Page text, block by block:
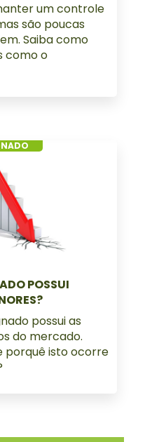
um controle
são poucas
Saiba como
como o
POSSUI
possui as
do mercado.
porquê isto ocorre